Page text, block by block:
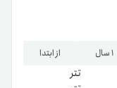
۱ سال از ابتدا
تتر